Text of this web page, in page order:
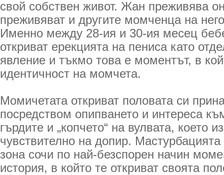
свой собствен живот. Жан преживява
преживяват и другите момченца на
Именно между 28-ия и 30-ия месец
откриват ерекцията на пениса като
явление и тъкмо това е моментът, в
идентичност на момчета.
Момичетата откриват половата си
посредством опипването и интереса
гърдите и „копчето“ на вулвата, което
чувствително на допир. Мастурбацията
зона сочи по най-безспорен начин
история, в който те откриват своята